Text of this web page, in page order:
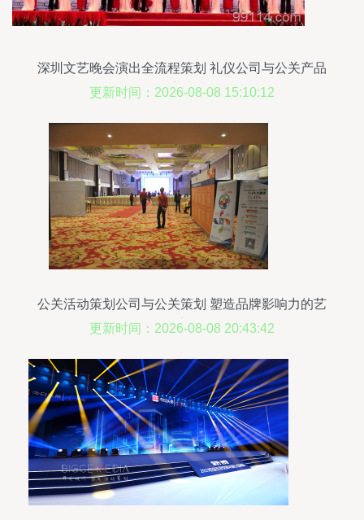
深圳文艺晚会演出全流程策划 礼仪公司与公关产品
供应指南
更新时间：2026-08-08 15:10:12
公关活动策划公司与公关策划 塑造品牌影响力的艺
术
更新时间：2026-08-08 20:43:42